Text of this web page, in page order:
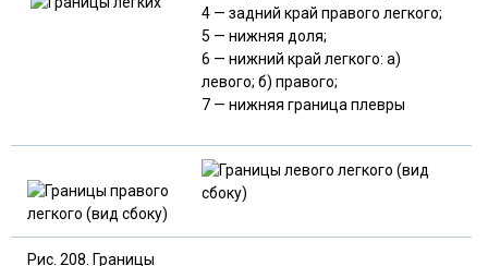
4 — задний край правого легкого;
5 — нижняя доля;
6 — нижний край легкого: а)
левого; б) правого;
7 — нижняя граница плевры
Рис. 208. Границы